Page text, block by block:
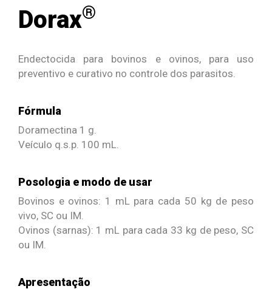
Dorax®
Endectocida para bovinos e ovinos, para uso
preventivo e curativo no controle dos parasitos.
Fórmula
Doramectina 1 g.
Veículo q.s.p. 100 mL.
Posologia e modo de usar
Bovinos e ovinos: 1 mL para cada 50 kg de peso
vivo, SC ou IM.
Ovinos (sarnas): 1 mL para cada 33 kg de peso, SC
ou IM.
Apresentação